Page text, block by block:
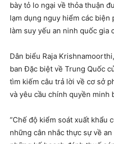
bày tỏ lo ngại về thỏa thuận
lạm dụng nguy hiểm các biện
làm suy yếu an ninh quốc gia
Dân biểu Raja
ban Đặc biệt về Trung Quốc
tìm kiếm câu trả lời về cơ sở
và yêu cầu chính quyền minh
“Chế độ kiểm soát xuất khẩu
những cân nhắc thực sự về